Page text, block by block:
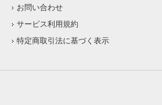
お問い合わせ
サービス利用規約
特定商取引法に基づく表示